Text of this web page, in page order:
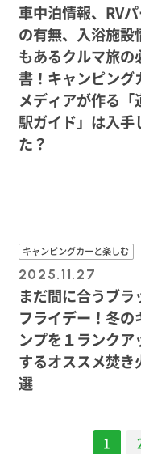
車中泊情報、RV
の有無、入浴施設
もあるクルマ旅の
書！キャンピング
メディアが作る「
駅ガイド」は入手
た？
キャンピングカーと楽しむ
2025.11.27
まだ間に合うブラ
フライデー！冬の
ンプを１ランクア
するオススメ焚き
選
1